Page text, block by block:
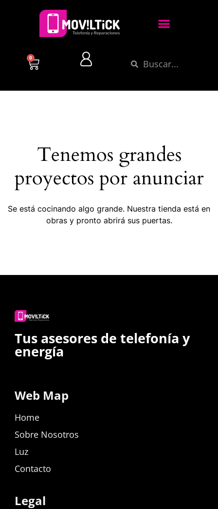
0
Tenemos grandes
proyectos por anunciar
Se está cocinando algo grande. Nuestra tienda está en
obras y pronto abrirá sus puertas.
Tus asesores de telefonía y
energía
Web Map
Home
Sobre Nosotros
Luz
Contacto
Legal